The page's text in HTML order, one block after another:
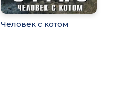
Человек с котом